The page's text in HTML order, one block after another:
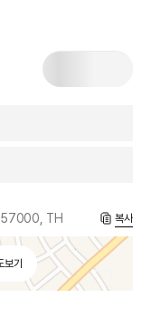
TH 복사
보기